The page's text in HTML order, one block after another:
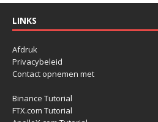
LINKS
Afdruk
Privacybeleid
Contact opnemen met
Binance Tutorial
FTX.com Tutorial